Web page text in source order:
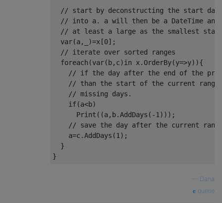
// start by deconstructing the start
// into a. a will then be a DateTime
// at least a large as the smallest
var(a, )=x [0];
// iterate over sorted ranges
foreach (var( b, c)in x. OrderBy(y=>y)){
// if the day after the end of the
// than the start of the current
// missing days.
if(a<b)
Print ((a, b.AddDays (-1 )));
// save the day after the current
    a
=c .AddDays (1 );
}
}
Dana
quelle